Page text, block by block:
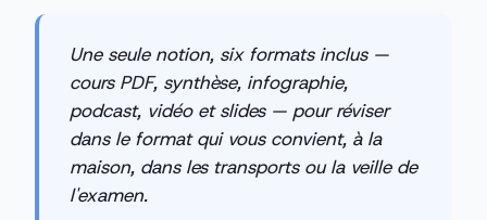
Une seule notion, six formats inclus —
cours PDF, synthèse, infographie,
podcast, vidéo et slides — pour réviser
dans le format qui vous convient, à la
maison, dans les transports ou la veille de
l'examen.